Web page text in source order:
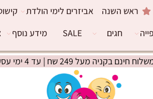
בקניה מעל 249 שח | עד 4 ימי עסקים*
ראש השנה אביזרים לימי הולדת
חגים SALE מידע נוסף